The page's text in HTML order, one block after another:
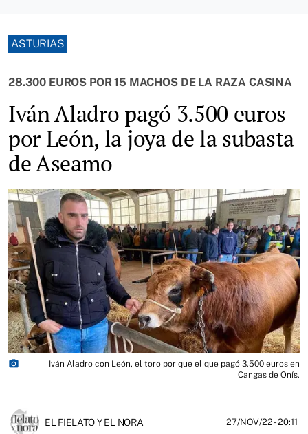
ASTURIAS
28.300 EUROS POR 15 MACHOS DE LA RAZA CASINA
Iván Aladro pagó 3.500 euros
por León, la joya de la subasta
de Aseamo
photo_camera
Iván Aladro con León, el toro por que el que pagó 3.500 euros en
Cangas de Onís.
EL FIELATO Y EL NORA 27/NOV/22- 20:11